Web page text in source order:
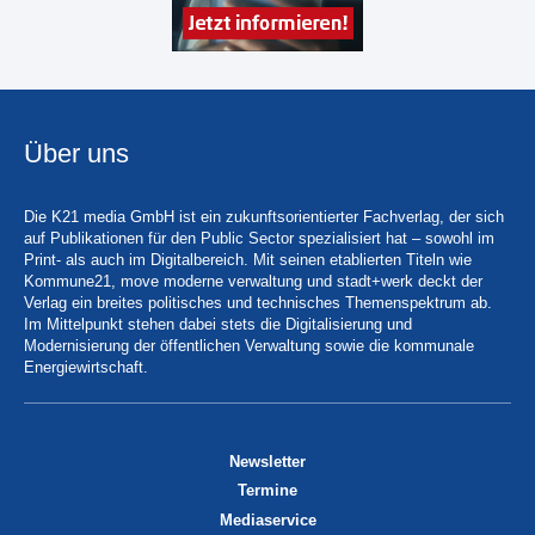
Über uns
Die K21 media GmbH ist ein zukunftsorientierter Fachverlag, der sich
auf Publikationen für den Public Sector spezialisiert hat – sowohl im
Print- als auch im Digitalbereich. Mit seinen etablierten Titeln wie
Kommune21, move moderne verwaltung und stadt+werk deckt der
Verlag ein breites politisches und technisches Themenspektrum ab.
Im Mittelpunkt stehen dabei stets die Digitalisierung und
Modernisierung der öffentlichen Verwaltung sowie die kommunale
Energiewirtschaft.
Newsletter
Termine
Mediaservice